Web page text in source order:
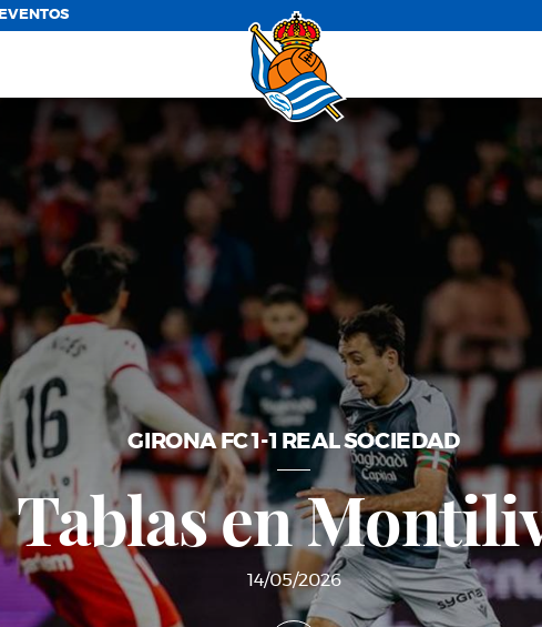
EVENTOS
GIRONA FC 1-1 REAL SOCIEDAD
Tablas en
14/05/2026